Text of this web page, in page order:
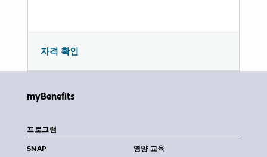
자격 확인
myBenefits
프로그램
SNAP 영양 교육